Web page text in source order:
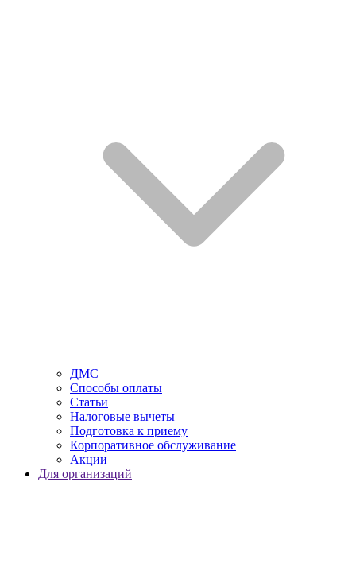
ДМС
Способы оплаты
Статьи
Налоговые вычеты
Подготовка к приему
Корпоративное обслуживание
Акции
Для организаций